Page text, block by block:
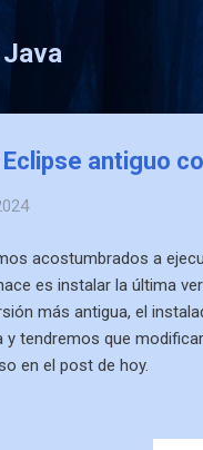
antiguo
acostumbrados a
es instalar la última
más antigua, el
y tendremos que
en el post de hoy.